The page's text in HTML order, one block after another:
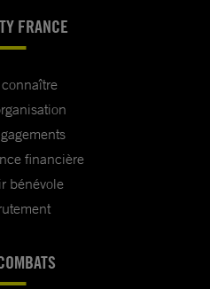
FRANCE
financière
bénévole